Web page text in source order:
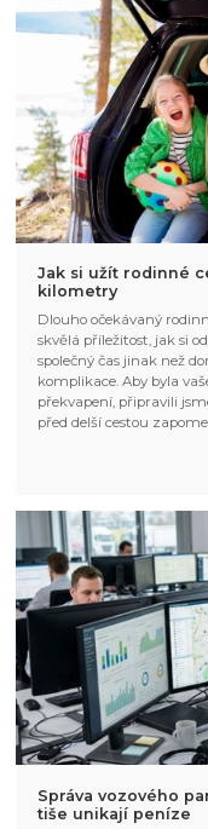
Jak si užít rodinné
kilometry
Dlouho očekávaný
skvělá příležitost, jak si
společný čas jinak než
komplikace. Aby byla
překvapení, připravili
před delší cestou
Správa vozového
tiše unikají peníze